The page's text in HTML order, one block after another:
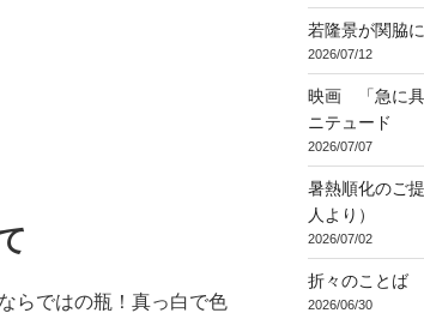
らではの瓶！真っ白で色
若隆景が関脇に
2026/07/12
映画 「急に具
ニテュード
2026/07/07
暑熱順化のご
人より）
2026/07/02
折々のことば
2026/06/30